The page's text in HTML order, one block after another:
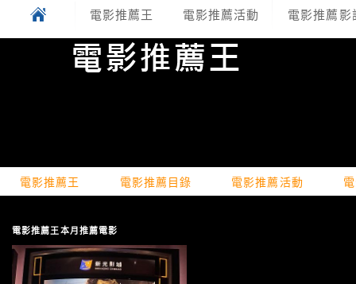
電影推薦王 電影推薦活動 電影推薦影
電影推薦王 電影推薦目錄 電影推薦活動
電影推薦王本月推薦電影